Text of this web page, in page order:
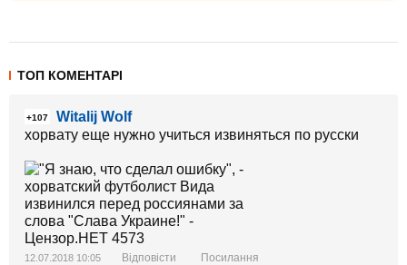
ТОП КОМЕНТАРІ
+107
Witalij Wolf
хорвату еще нужно учиться извиняться по русски
12.07.2018 10:05 Відповісти Посилання